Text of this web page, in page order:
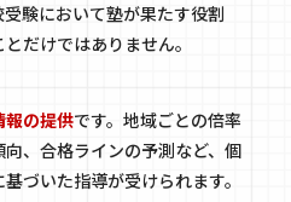
験において塾が果たす役割
だけではありません。
報の提供です。地域ごとの倍率
、合格ラインの予測など、個
づいた指導が受けられます。